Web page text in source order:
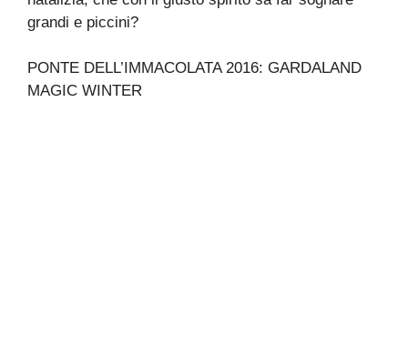
grandi e piccini?
PONTE DELL’IMMACOLATA 2016: GARDALAND
MAGIC WINTER